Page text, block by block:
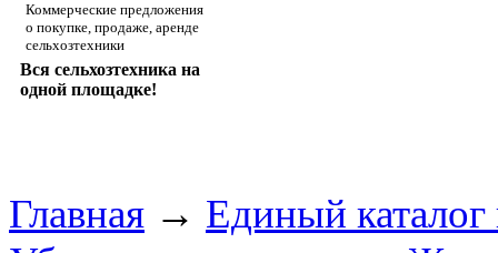
Коммерческие предложения
о покупке, продаже, аренде
сельхозтехники
Вся сельхозтехника на
одной площадке!
Главная → Единый каталог